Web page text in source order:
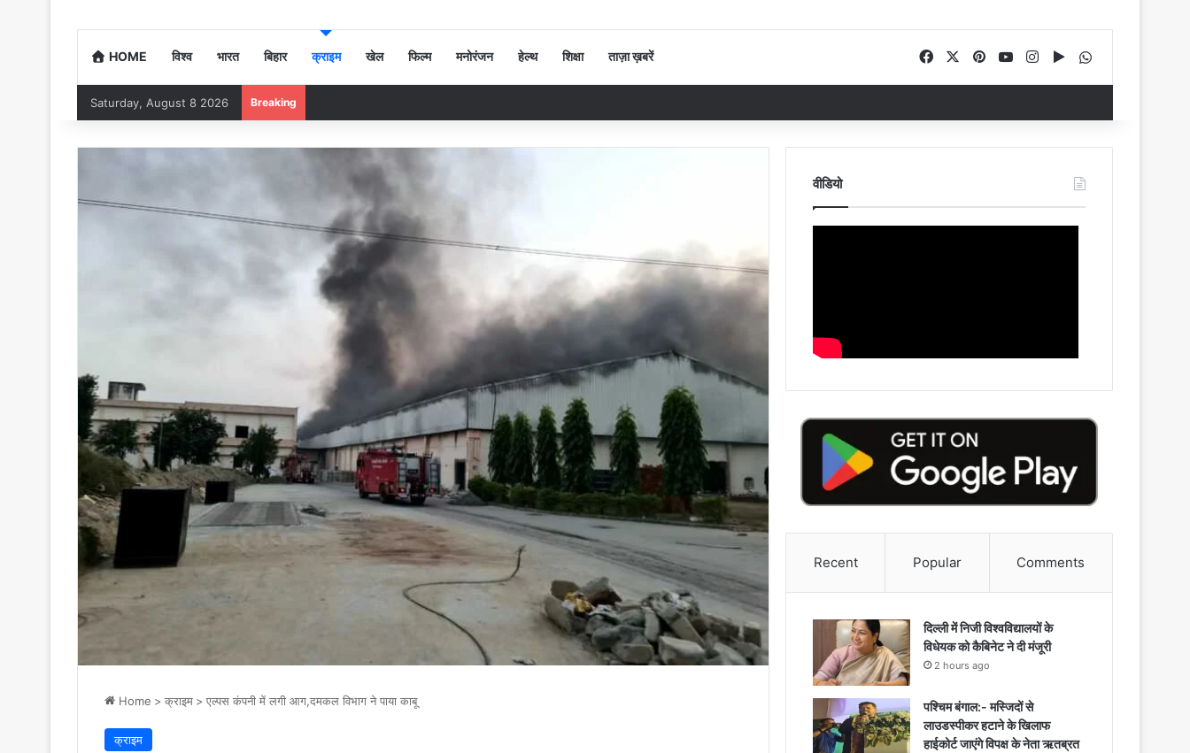
HOME विश्व भारत बिहार क्राइम खेल फिल्म मनोरंजन हेल्थ शिक्षा ताज़ा ख़बरें FacebookPinterestYouTubeInstagram
Google Play
Saturday, August 8 2026 Breaking
Home > क्राइम > एल्पस कंपनी में लगी आग,दमकल विभाग ने पाया काबू
क्राइम
वीडियो
Recent Popular Comments
दिल्ली में निजी विश्वविद्यालयों के
विधेयक को कैबिनेट ने दी मंजूरी
2 hours ago
पश्चिम बंगाल:- मस्जिदों से
लाउडस्पीकर हटाने के खिलाफ
हाईकोर्ट जाएंगे विपक्ष के नेता ऋतब्रत